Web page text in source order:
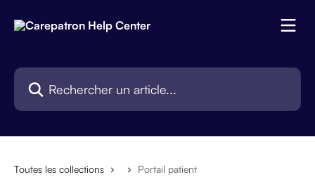
Rechercher un article...
Toutes les collections Portail patient